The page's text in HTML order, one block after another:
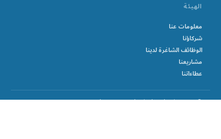
الهيئة
معلومات عنا
شركاؤنا
الوظائف الشاغرة لدينا
مشاريعنا
عطاءاتنا
© Sudan Meteorological Authority 2026